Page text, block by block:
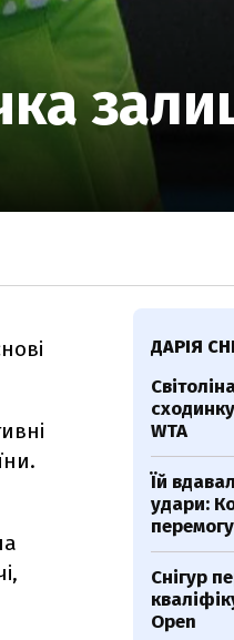
ДАРІЯ
WTA
Їй
удари:
Снігур
Open